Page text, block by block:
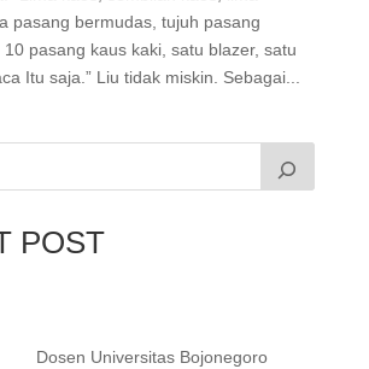
pasang bermudas, tujuh pasang
pasang kaus kaki, satu blazer, satu
Itu saja.” Liu tidak miskin. Sebagai...
POST
Dosen Universitas Bojonegoro